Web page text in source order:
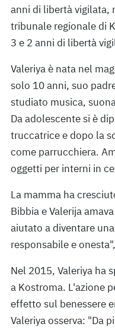
anni di libertà vigilata,
tribunale regionale di
3 e 2 anni di libertà
Valeriya è nata nel
solo 10 anni, suo
studiato musica,
Da adolescente si è
truccatrice e dopo la
come parrucchiera.
oggetti per interni in
La mamma ha
Bibbia e Valerija
aiutato a diventare
responsabile e
Nel 2015, Valeriya ha
a Kostroma. L'azione
effetto sul benessere
Valeriya osserva: "Da